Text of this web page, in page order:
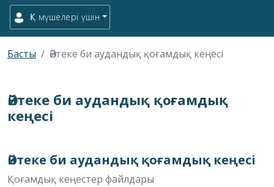
ҚК мүшелері үшін
Басты Әйтеке би аудандық қоғамдық кеңесі
Әйтеке би аудандық қоғамдық
кеңесі
Әйтеке би аудандық қоғамдық кеңесі
Қоғамдық кеңестер файлдары